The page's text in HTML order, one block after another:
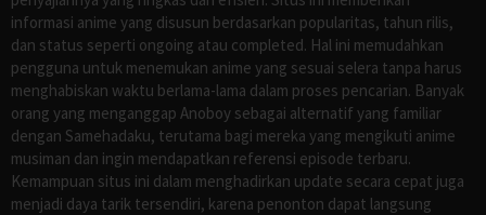
informasi anime yang disusun berdasarkan popularitas, tahun rilis,
dan status seperti ongoing atau completed. Hal ini memudahkan
pengguna untuk menemukan anime yang sesuai selera tanpa harus
menghabiskan waktu berlama-lama dalam proses pencarian. Banyak
orang yang menganggap Anoboy sebagai alternatif yang familiar
dengan Samehadaku, terutama bagi mereka yang mengikuti anime
musiman dan ingin mendapatkan referensi episode terbaru.
Kemampuan situs ini dalam menghadirkan update secara cepat juga
menjadi daya tarik tersendiri, karena penonton dapat langsung